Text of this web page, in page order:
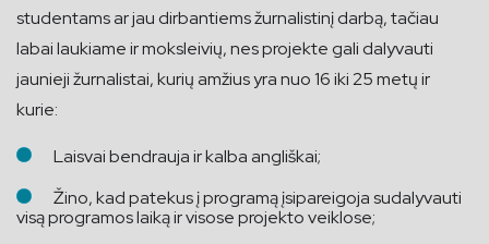
studentams ar jau dirbantiems žurnalistinį darbą, tačiau
labai laukiame ir moksleivių, nes projekte gali dalyvauti
jaunieji žurnalistai, kurių amžius yra nuo 16 iki 25 metų ir
kurie:
Laisvai bendrauja ir kalba angliškai;
Žino, kad patekus į programą įsipareigoja sudalyvauti
visą programos laiką ir visose projekto veiklose;